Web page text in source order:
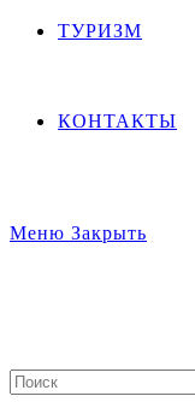
ТУРИЗМ
КОНТАКТЫ
Меню Закрыть
Search